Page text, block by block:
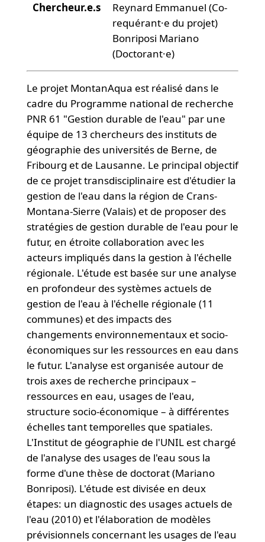
Chercheur.e.s
Reynard Emmanuel (Co-
requérant·e du projet)
Bonriposi Mariano
(Doctorant·e)
Le projet MontanAqua est réalisé dans le
cadre du Programme national de recherche
PNR 61 "Gestion durable de l'eau" par une
équipe de 13 chercheurs des instituts de
géographie des universités de Berne, de
Fribourg et de Lausanne. Le principal objectif
de ce projet transdisciplinaire est d'étudier la
gestion de l'eau dans la région de Crans-
Montana-Sierre (Valais) et de proposer des
stratégies de gestion durable de l'eau pour le
futur, en étroite collaboration avec les
acteurs impliqués dans la gestion à l'échelle
régionale. L'étude est basée sur une analyse
en profondeur des systèmes actuels de
gestion de l'eau à l'échelle régionale (11
communes) et des impacts des
changements environnementaux et socio-
économiques sur les ressources en eau dans
le futur. L'analyse est organisée autour de
trois axes de recherche principaux –
ressources en eau, usages de l'eau,
structure socio-économique – à différentes
échelles tant temporelles que spatiales.
L'Institut de géographie de l'UNIL est chargé
de l'analyse des usages de l'eau sous la
forme d'une thèse de doctorat (Mariano
Bonriposi). L'étude est divisée en deux
étapes: un diagnostic des usages actuels de
l'eau (2010) et l'élaboration de modèles
prévisionnels concernant les usages de l'eau